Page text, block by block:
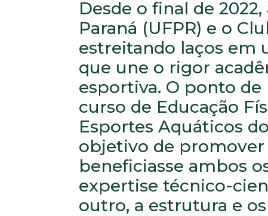
Desde o final de
Paraná (UFPR) e o
estreitando laços em
que une o rigor
esportiva. O ponto
curso de Educação
Esportes Aquáticos
objetivo de
beneficiasse ambos
expertise técnico-
outro, a estrutura e